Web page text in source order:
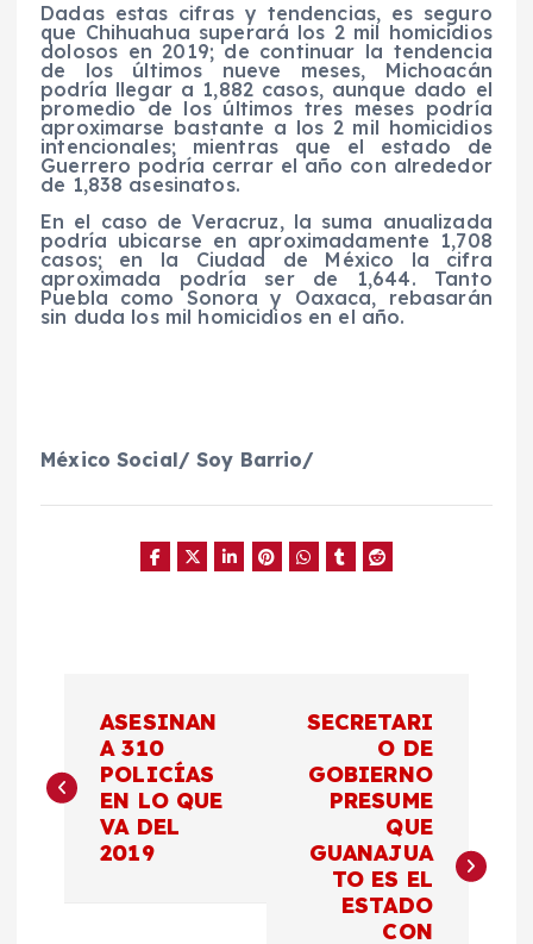
Dadas estas cifras y tendencias, es seguro
que Chihuahua superará los 2 mil homicidios
dolosos en 2019; de continuar la tendencia
de los últimos nueve meses, Michoacán
podría llegar a 1,882 casos, aunque dado el
promedio de los últimos tres meses podría
aproximarse bastante a los 2 mil homicidios
intencionales; mientras que el estado de
Guerrero podría cerrar el año con alrededor
de 1,838 asesinatos.
En el caso de Veracruz, la suma anualizada
podría ubicarse en aproximadamente 1,708
casos; en la Ciudad de México la cifra
aproximada podría ser de 1,644. Tanto
Puebla como Sonora y Oaxaca, rebasarán
sin duda los mil homicidios en el año.
México Social/ Soy Barrio/
a
v
ASESINAN
A 310
POLICÍAS
EN LO QUE
VA DEL
2019
SECRETARI
O DE
GOBIERNO
PRESUME
QUE
GUANAJUA
TO ES EL
ESTADO
CON